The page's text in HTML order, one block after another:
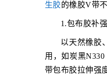
生胶的橡胶V带
1.包布胶补
以天然橡胶
用，如炭黑
带包布胶拉伸强